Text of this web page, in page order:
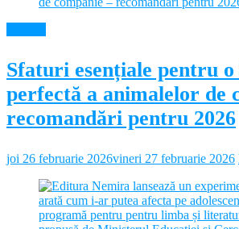
Sfaturi esențiale pentru o
perfectă a animalelor de
recomandări pentru 2026
joi 26 februarie 2026vineri 27 februarie 2026